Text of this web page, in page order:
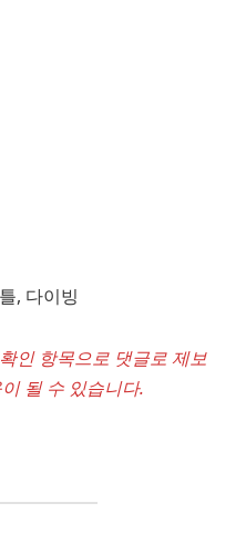
, 다이빙
인 항목으로 댓글로 제보
될 수 있습니다.